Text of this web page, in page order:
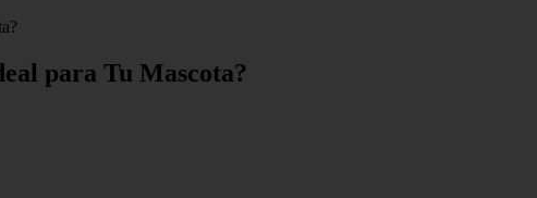
para Tu Mascota?